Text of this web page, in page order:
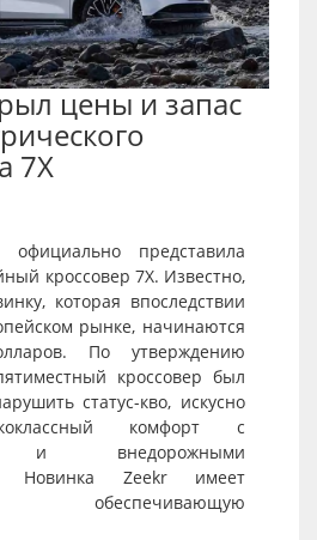
цены и запас
7X
представила
кроссовер 7X. Известно,
которая впоследствии
рынке, начинаются
По утверждению
кроссовер был
статус-кво, искусно
комфорт с
и внедорожными
Новинка Zeekr имеет
обеспечивающую